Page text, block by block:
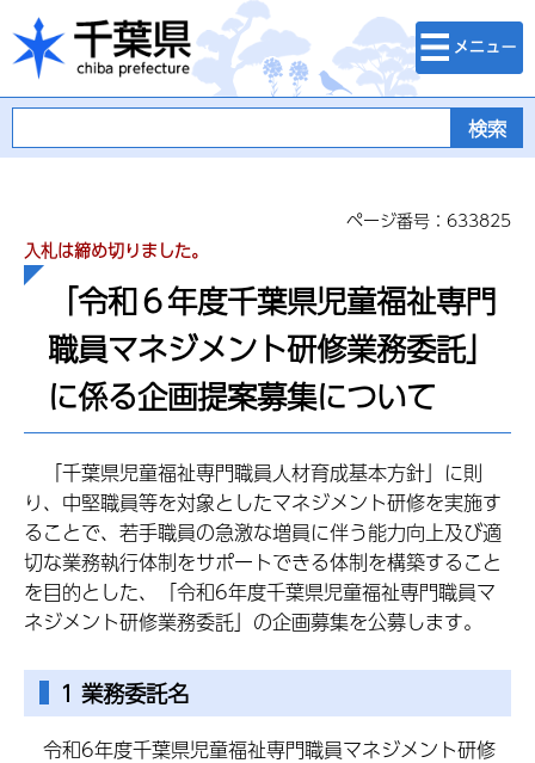
千葉県
検索・メニュ
ー
ページ番号：633825
入札は締め切りました。
「令和６年度千葉県児童福祉専門
職員マネジメント研修業務委託」
に係る企画提案募集について
「千葉県児童福祉専門職員人材育成基本方針」に則
り、中堅職員等を対象としたマネジメント研修を実施す
ることで、若手職員の急激な増員に伴う能力向上及び適
切な業務執行体制をサポートできる体制を構築すること
を目的とした、「令和6年度千葉県児童福祉専門職員マ
ネジメント研修業務委託」の企画募集を公募します。
1 業務委託名
令和6年度千葉県児童福祉専門職員マネジメント研修